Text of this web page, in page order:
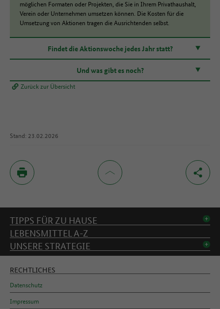
möglichen Formaten oder Projekten, die Sie in Ihrem Privathaushalt,
Verein oder Unternehmen umsetzen können. Die Kosten für die
Umsetzung von Aktionen tragen die Ausrichtenden selbst.
Findet die Aktionswoche jedes Jahr statt?
Und was gibt es noch?
Zurück zur Übersicht
Stand: 23.02.2026
Inhaltsverzeichnis
TIPPS FÜR ZU HAUSE
LEBENSMITTEL A-Z
UNSERE STRATEGIE
RECHTLICHES
Datenschutz
Impressum